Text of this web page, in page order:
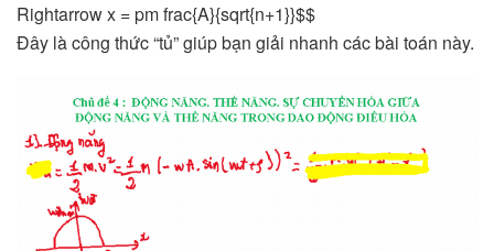
Rightarrow x = pm frac{A}{sqrt{n+1}}$$
Đây là công thức “tủ” giúp bạn giải nhanh các bài toán này.